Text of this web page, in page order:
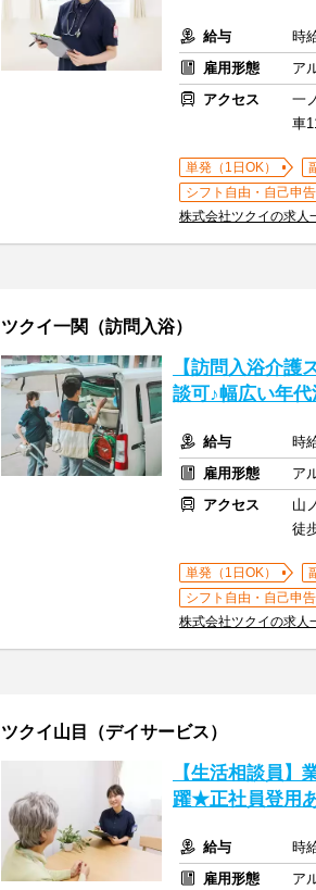
給与
時
雇用形態
ア
アクセス
一
車
単発（1日OK）
シフト自由・自己申告
株式会社ツクイの求人
ツクイ一関（訪問入浴）
【訪問入浴介
談可♪幅広い年代
給与
時
雇用形態
ア
アクセス
山
徒
単発（1日OK）
シフト自由・自己申告
株式会社ツクイの求人
ツクイ山目（デイサービス）
【生活相談員
躍★正社員登用
給与
時
雇用形態
ア